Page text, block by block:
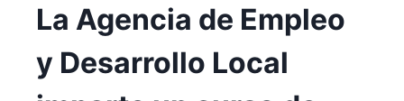
La Agencia de Empleo
y Desarrollo Local